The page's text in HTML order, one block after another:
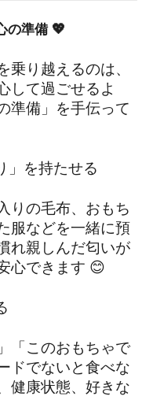
の準備 💖
乗り越えるのは、
して過ごせるよ
準備」を手伝って
」を持たせる
りの毛布、おもち
服などを一緒に預
れ親しんだ匂いが
心できます 😊
「このおもちゃで
ドでないと食べな
健康状態、好きな